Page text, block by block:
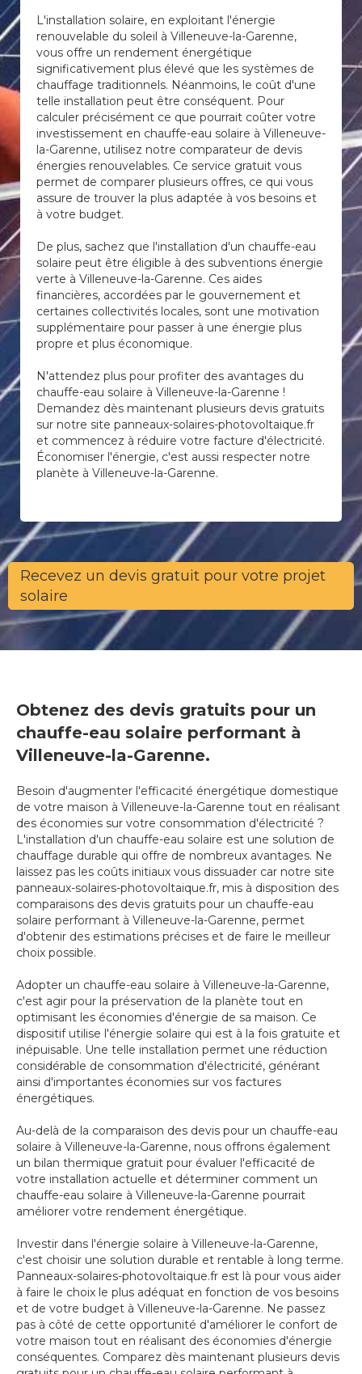
L'installation solaire, en exploitant l'énergie
renouvelable du soleil à Villeneuve-la-Garenne,
vous offre un rendement énergétique
significativement plus élevé que les systèmes de
chauffage traditionnels. Néanmoins, le coût d'une
telle installation peut être conséquent. Pour
calculer précisément ce que pourrait coûter votre
investissement en chauffe-eau solaire à Villeneuve-
la-Garenne, utilisez notre comparateur de devis
énergies renouvelables. Ce service gratuit vous
permet de comparer plusieurs offres, ce qui vous
assure de trouver la plus adaptée à vos besoins et
à votre budget.
De plus, sachez que l'installation d'un chauffe-eau
solaire peut être éligible à des subventions énergie
verte à Villeneuve-la-Garenne. Ces aides
financières, accordées par le gouvernement et
certaines collectivités locales, sont une motivation
supplémentaire pour passer à une énergie plus
propre et plus économique.
N'attendez plus pour profiter des avantages du
chauffe-eau solaire à Villeneuve-la-Garenne !
Demandez dès maintenant plusieurs devis gratuits
sur notre site panneaux-solaires-photovoltaique.fr
et commencez à réduire votre facture d'électricité.
Économiser l'énergie, c'est aussi respecter notre
planète à Villeneuve-la-Garenne.
Recevez un devis gratuit pour votre projet
solaire
Obtenez des devis gratuits pour un
chauffe-eau solaire performant à
Villeneuve-la-Garenne.
Besoin d'augmenter l'efficacité énergétique domestique
de votre maison à Villeneuve-la-Garenne tout en réalisant
des économies sur votre consommation d'électricité ?
L'installation d'un chauffe-eau solaire est une solution de
chauffage durable qui offre de nombreux avantages. Ne
laissez pas les coûts initiaux vous dissuader car notre site
panneaux-solaires-photovoltaique.fr, mis à disposition des
comparaisons des devis gratuits pour un chauffe-eau
solaire performant à Villeneuve-la-Garenne, permet
d'obtenir des estimations précises et de faire le meilleur
choix possible.
Adopter un chauffe-eau solaire à Villeneuve-la-Garenne,
c'est agir pour la préservation de la planète tout en
optimisant les économies d'énergie de sa maison. Ce
dispositif utilise l'énergie solaire qui est à la fois gratuite et
inépuisable. Une telle installation permet une réduction
considérable de consommation d'électricité, générant
ainsi d'importantes économies sur vos factures
énergétiques.
Au-delà de la comparaison des devis pour un chauffe-eau
solaire à Villeneuve-la-Garenne, nous offrons également
un bilan thermique gratuit pour évaluer l'efficacité de
votre installation actuelle et déterminer comment un
chauffe-eau solaire à Villeneuve-la-Garenne pourrait
améliorer votre rendement énergétique.
Investir dans l'énergie solaire à Villeneuve-la-Garenne,
c'est choisir une solution durable et rentable à long terme.
Panneaux-solaires-photovoltaique.fr est là pour vous aider
à faire le choix le plus adéquat en fonction de vos besoins
et de votre budget à Villeneuve-la-Garenne. Ne passez
pas à côté de cette opportunité d'améliorer le confort de
votre maison tout en réalisant des économies d'énergie
conséquentes. Comparez dès maintenant plusieurs devis